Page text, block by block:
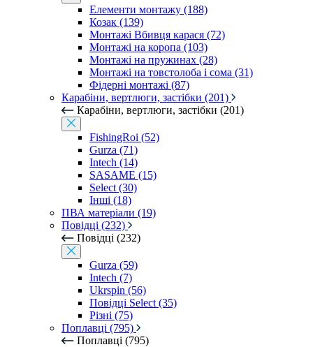
Елементи монтажу (188)
Козак (139)
Монтажі Вбивця карася (72)
Монтажі на коропа (103)
Монтажі на пружинах (28)
Монтажі на товстолоба і сома (31)
Фідерні монтажі (87)
Карабіни, вертлюги, застібки (201)
Карабіни, вертлюги, застібки (201)
FishingRoi (52)
Gurza (71)
Intech (14)
SASAME (15)
Select (30)
Інші (18)
ПВА матеріали (19)
Повідці (232)
Повідці (232)
Gurza (59)
Intech (7)
Ukrspin (56)
Повідці Select (35)
Різні (75)
Поплавці (795)
Поплавці (795)